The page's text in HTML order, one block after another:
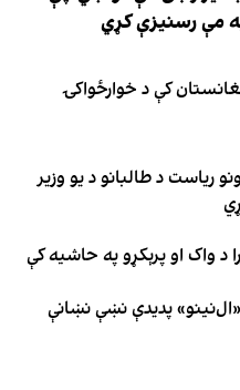
مې رسنیزې کړي
کې د خوارځواکۍ
ریاست د طالبانو د یو وزیر
د واک او پرېکړو په حاشیه کې
پدیدې نښې نښانې